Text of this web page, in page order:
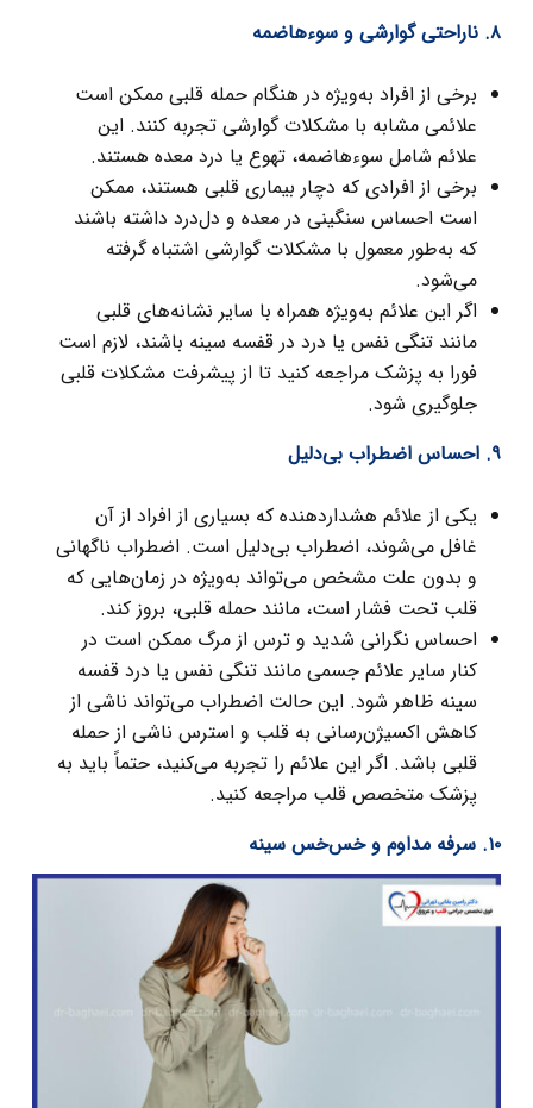
۸. ناراحتی گوارشی و سوءهاضمه
برخی از افراد به‌ویژه در هنگام حمله قلبی ممکن است
علائمی مشابه با مشکلات گوارشی تجربه کنند. این
علائم شامل سوءهاضمه، تهوع یا درد معده هستند.
برخی از افرادی که دچار بیماری قلبی هستند، ممکن
است احساس سنگینی در معده و دل‌درد داشته باشند
که به‌طور معمول با مشکلات گوارشی اشتباه گرفته
می‌شود.
اگر این علائم به‌ویژه همراه با سایر نشانه‌های قلبی
مانند تنگی نفس یا درد در قفسه سینه باشند، لازم است
فورا به پزشک مراجعه کنید تا از پیشرفت مشکلات قلبی
جلوگیری شود.
۹. احساس اضطراب بی‌دلیل
یکی از علائم هشداردهنده که بسیاری از افراد از آن
غافل می‌شوند، اضطراب بی‌دلیل است. اضطراب ناگهانی
و بدون علت مشخص می‌تواند به‌ویژه در زمان‌هایی که
قلب تحت فشار است، مانند حمله قلبی، بروز کند.
احساس نگرانی شدید و ترس از مرگ ممکن است در
کنار سایر علائم جسمی مانند تنگی نفس یا درد قفسه
سینه ظاهر شود. این حالت اضطراب می‌تواند ناشی از
کاهش اکسیژن‌رسانی به قلب و استرس ناشی از حمله
قلبی باشد. اگر این علائم را تجربه می‌کنید، حتماً باید به
پزشک متخصص قلب مراجعه کنید.
۱۰. سرفه مداوم و خس‌خس سینه